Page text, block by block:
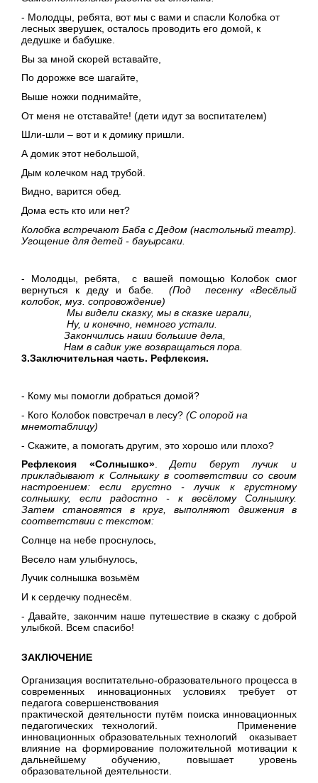
- Молодцы, ребята, вот мы с вами и спасли Колобка от
лесных зверушек, осталось проводить его домой, к
дедушке и бабушке.
Вы за мной скорей вставайте,
По дорожке все шагайте,
Выше ножки поднимайте,
От меня не отставайте! (дети идут за воспитателем)
Шли-шли – вот и к домику пришли.
А домик этот небольшой,
Дым колечком над трубой.
Видно, варится обед.
Дома есть кто или нет?
Колобка встречают Баба с Дедом (настольный театр).
Угощение для детей - бауырсаки.
- Молодцы, ребята, с вашей помощью Колобок смог
вернуться к деду и бабе . (Под
песенку «Весёлый
колобок, муз. сопровождение)
Мы видели сказку, мы в сказке играли,
Ну, и конечно, немного устали.
Закончились наши большие дела,
Нам в садик уже возвращаться пора.
3.Заключительная часть. Рефлексия.
- Кому мы помогли добраться домой?
- Кого Колобок повстречал в лесу? (С опорой на
мнемотаблицу)
- Скажите, а помогать другим, это хорошо или плохо?
Рефлексия «Солнышко».Дети берут лучик и
прикладывают к Солнышку в соответствии со своим
настроением: если грустно - лучик к грустному
солнышку, если радостно - к весёлому Солнышку.
Затем становятся в круг, выполняют движения в
соответствии с текстом:
Солнце на небе проснулось,
Весело нам улыбнулось,
Лучик солнышка возьмём
И к сердечку поднесём.
- Давайте, закончим наше путешествие в сказку с доброй
улыбкой. Всем спасибо!
ЗАКЛЮЧЕНИЕ
Организация воспитательно-образовательного процесса в
современных инновационных условиях требует от
педагога совершенствования
практической деятельности путём поиска инновационных
педагогических технологий. Применение
инновационных образовательных технологий оказывает
влияние на формирование положительной мотивации к
дальнейшему обучению, повышает уровень
образовательной деятельности.